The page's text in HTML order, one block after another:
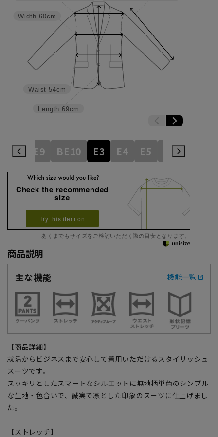
Length 69cm
Waist 54cm
Width 60cm
BE9 BE10 E3 E4 E5 E6
Check the recommended
size
Try this item on
あくまでもサイズをご検討いただく際の目安となります。
商品説明
主な機能
機能一覧
【商品詳細】
就活からビジネスまで安心して着用いただけるスタイリッシュ
スーツです。
スッキリとしたスマートなシルエットに無地柄単色のシンプル
な生地・色合いで、誠実で凛とした印象のスーツに仕上げまし
た。
【ストレッチ】